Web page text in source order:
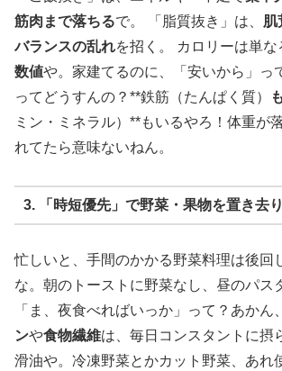
筋肉まで落ちるで。 「脂質抜き」は、 肌
バランスの乱れを招く。 カロリーは単な
数値や。家建てるのに、「安いから」っ
ってどうすんの？**鉄筋（たんぱく質）
も
ミン・ミネラル）**もいるやろ！体重が
れてたら意味ないねん。
3. 「時短優先」で野菜・果物を置き去
忙しいと、手間のかかる野菜料理は後回
な。朝のトーストに野菜なし、昼のパ
「ま、夜食べればいっか」って？あかん
ンや食物繊維は、毎日コンスタントに摂
滑油や。冷凍野菜とかカット野菜、あれ